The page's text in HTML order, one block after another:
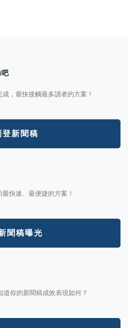
，最快接觸最多讀者的方案！
登新聞稿
快速、最便捷的方案！
聞稿曝光
你的新聞稿成效表現如何？